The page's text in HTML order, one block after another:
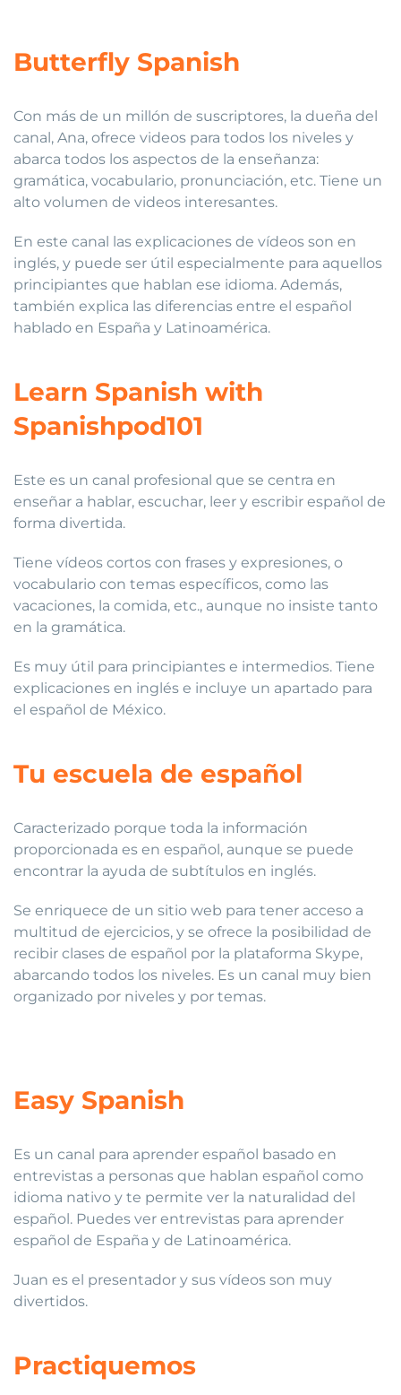
Butterfly Spanish
Con más de un millón de suscriptores, la dueña del
canal, Ana, ofrece videos para todos los niveles y
abarca todos los aspectos de la enseñanza:
gramática, vocabulario, pronunciación, etc. Tiene un
alto volumen de videos interesantes.
En este canal las explicaciones de vídeos son en
inglés, y puede ser útil especialmente para aquellos
principiantes que hablan ese idioma. Además,
también explica las diferencias entre el español
hablado en España y Latinoamérica.
Learn Spanish with
Spanishpod101
Este es un canal profesional que se centra en
enseñar a hablar, escuchar, leer y escribir español de
forma divertida.
Tiene vídeos cortos con frases y expresiones, o
vocabulario con temas específicos, como las
vacaciones, la comida, etc., aunque no insiste tanto
en la gramática.
Es muy útil para principiantes e intermedios. Tiene
explicaciones en inglés e incluye un apartado para
el español de México.
Tu escuela de español
Caracterizado porque toda la información
proporcionada es en español, aunque se puede
encontrar la ayuda de subtítulos en inglés.
Se enriquece de un sitio web para tener acceso a
multitud de ejercicios, y se ofrece la posibilidad de
recibir clases de español por la plataforma Skype,
abarcando todos los niveles. Es un canal muy bien
organizado por niveles y por temas.
Easy Spanish
Es un canal para aprender español basado en
entrevistas a personas que hablan español como
idioma nativo y te permite ver la naturalidad del
español. Puedes ver entrevistas para aprender
español de España y de Latinoamérica.
Juan es el presentador y sus vídeos son muy
divertidos.
Practiquemos